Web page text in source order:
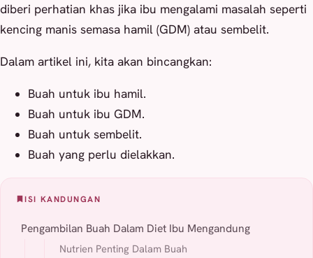
diberi perhatian khas jika ibu mengalami masalah seperti
kencing manis semasa hamil (GDM) atau sembelit.
Dalam artikel ini, kita akan bincangkan:
Buah untuk ibu hamil.
Buah untuk ibu GDM.
Buah untuk sembelit.
Buah yang perlu dielakkan.
ISI KANDUNGAN
Pengambilan Buah Dalam Diet Ibu Mengandung
Nutrien Penting Dalam Buah